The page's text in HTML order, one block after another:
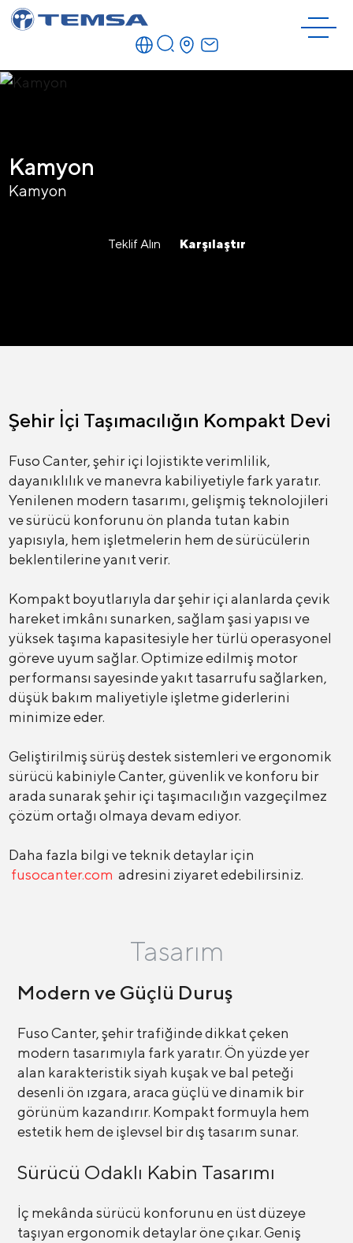
Kamyon
Kamyon
Teklif Alın Karşılaştır
Şehir İçi Taşımacılığın Kompakt Devi
Fuso Canter, şehir içi lojistikte verimlilik,
dayanıklılık ve manevra kabiliyetiyle fark yaratır.
Yenilenen modern tasarımı, gelişmiş teknolojileri
ve sürücü konforunu ön planda tutan kabin
yapısıyla, hem işletmelerin hem de sürücülerin
beklentilerine yanıt verir.
Kompakt boyutlarıyla dar şehir içi alanlarda çevik
hareket imkânı sunarken, sağlam şasi yapısı ve
yüksek taşıma kapasitesiyle her türlü operasyonel
göreve uyum sağlar. Optimize edilmiş motor
performansı sayesinde yakıt tasarrufu sağlarken,
düşük bakım maliyetiyle işletme giderlerini
minimize eder.
Geliştirilmiş sürüş destek sistemleri ve ergonomik
sürücü kabiniyle Canter, güvenlik ve konforu bir
arada sunarak şehir içi taşımacılığın vazgeçilmez
çözüm ortağı olmaya devam ediyor.
Daha fazla bilgi ve teknik detaylar için
fusocanter.com adresini ziyaret edebilirsiniz.
Tasarım
Modern ve Güçlü Duruş
Fuso Canter, şehir trafiğinde dikkat çeken
modern tasarımıyla fark yaratır. Ön yüzde yer
alan karakteristik siyah kuşak ve bal peteği
desenli ön ızgara, araca güçlü ve dinamik bir
görünüm kazandırır. Kompakt formuyla hem
estetik hem de işlevsel bir dış tasarım sunar.
Sürücü Odaklı Kabin Tasarımı
İç mekânda sürücü konforunu en üst düzeye
taşıyan ergonomik detaylar öne çıkar. Geniş